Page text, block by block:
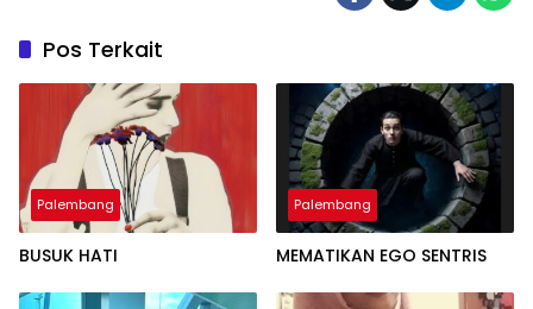
Pos Terkait
Palembang
BUSUK HATI
Palembang
MEMATIKAN EGO SENTRIS